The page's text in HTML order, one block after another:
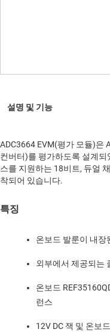
ADC3664 EVM(평가 모듈)은
컨버터)를 평가하도록 설계되
스를 지원하는 18비트, 듀얼
착되어 있습니다.
특징
온보드 발룬이 내장
외부에서 제공되는
온보드
런스
12V DC 잭 및 온보